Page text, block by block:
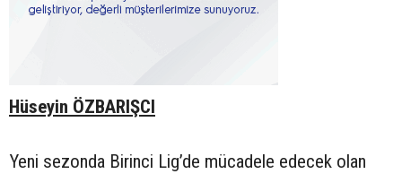
Hüseyin ÖZBARIŞCI
Yeni sezonda Birinci Lig’de mücadele edecek olan